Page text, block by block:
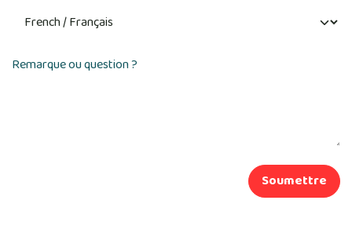
Remarque ou question ?
Soumettre